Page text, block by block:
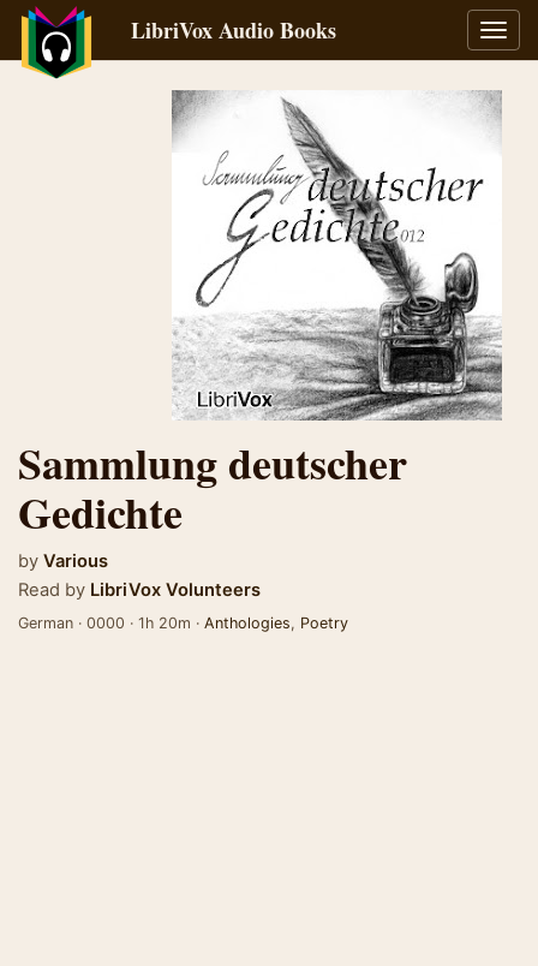
LibriVox Audio Books
Sammlung deutscher
Gedichte
by Various
Read by LibriVox Volunteers
German · 0000 · 1h 20m · Anthologies, Poetry